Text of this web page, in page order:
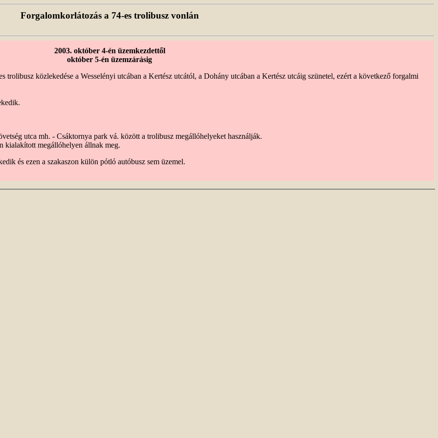
Forgalomkorlátozás a 74-es trolibusz vonlán
2003. október 4-én üzemkezdettől
október 5-én üzemzárásig
trolibusz közlekedése a Wesselényi utcában a Kertész utcától, a Dohány utcában a Kertész utcáig szünetel, ezért a következő forgalmi
utca mh. - Csáktornya park vá. között a trolibusz megállóhelyeket használják.
kialakított megállóhelyen állnak meg.
és ezen a szakaszon külön pótló autóbusz sem üzemel.